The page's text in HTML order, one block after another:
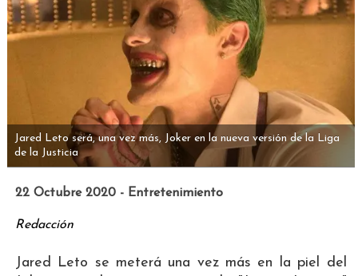
Jared Leto será, una vez más, Joker en la nueva versión de la Liga
de la Justicia
22 Octubre 2020 - Entretenimiento
Redacción
Jared Leto se meterá una vez más en la piel del